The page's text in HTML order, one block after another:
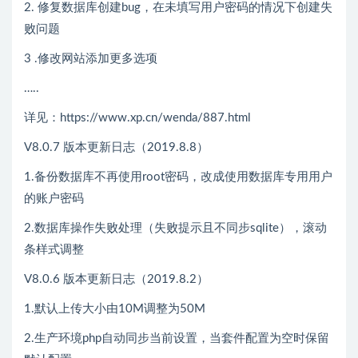
2. 修复数据库创建bug，在未填写用户密码的情况下创建失
败问题
3 .修改网站添加更多选项
…..
详见：https://www.xp.cn/wenda/887.html
V8.0.7 版本更新日志（2019.8.8）
1.备份数据库不再使用root密码，改成使用数据库专用用户
的账户密码
2.数据库操作失败处理（失败提示且不同步sqlite），滚动
条样式调整
V8.0.6 版本更新日志（2019.8.2）
1.默认上传大小由10M调整为50M
2.生产环境php自动同步当前设置，当套件配置为空时保留